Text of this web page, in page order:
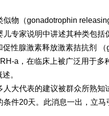
似物（gonadotrophin
儿专家说明中讲述其种类包
性腺激素释放激素拮抗剂
a，在临床上被广泛用于多
。
人大代表的建议被群众所熟知
条件20天。此消息一出，立马